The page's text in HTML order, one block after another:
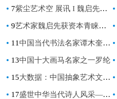
7紫尘艺术空 展讯 I 魏启先个展【溯·构】
9艺术家魏启先获资本青睐，成功获得5万美金艺术创作基金支持！
11中国当代书法名家谭木奎——艺术名家重点推荐
13中国十大画马名家之一罗纶
15大数据：中国抽象艺术文化第一人
17盛世中华当代诗人风采——马敬原作品赏析